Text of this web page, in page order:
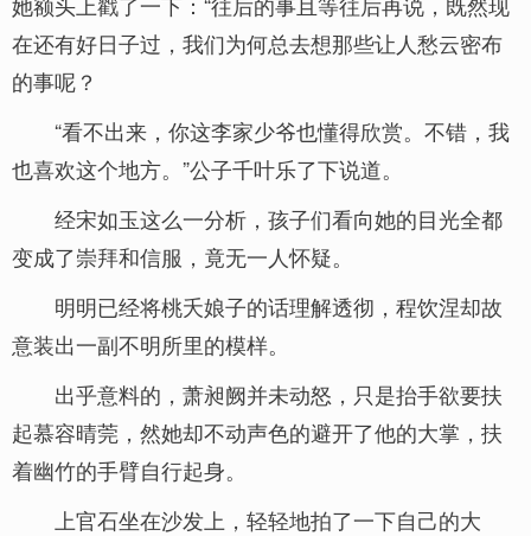
在还有好日子过，我们为何总去想那些让人愁云密布
的事呢？
“看不出来，你这李家少爷也懂得欣赏。不错，我
也喜欢这个地方。”公子千叶乐了下说道。
经宋如玉这么一分析，孩子们看向她的目光全都
变成了崇拜和信服，竟无一人怀疑。
明明已经将桃夭娘子的话理解透彻，程饮涅却故
意装出一副不明所里的模样。
出乎意料的，萧昶阙并未动怒，只是抬手欲要扶
起慕容晴莞，然她却不动声色的避开了他的大掌，扶
着幽竹的手臂自行起身。
上官石坐在沙发上，轻轻地拍了一下自己的大